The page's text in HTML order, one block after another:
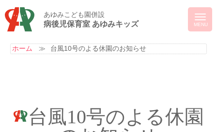
病後児保育室 あゆみキッズ
あゆみこども園併設
ホーム ≫ 台風10号のよる休園のお知らせ
台風10号のよる休園